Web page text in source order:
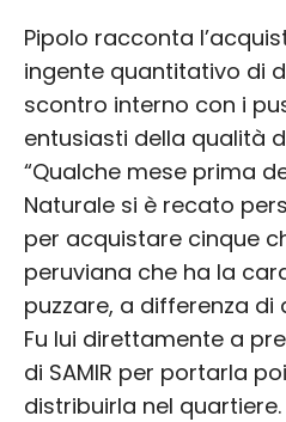
Pipolo racconta
ingente quantitativo di
scontro interno con i
entusiasti della qualità
“Qualche mese prima
Naturale si è recato
per acquistare cinque
peruviana che ha la
puzzare, a differenza di
Fu lui direttamente a
di SAMIR per portarla
distribuirla nel